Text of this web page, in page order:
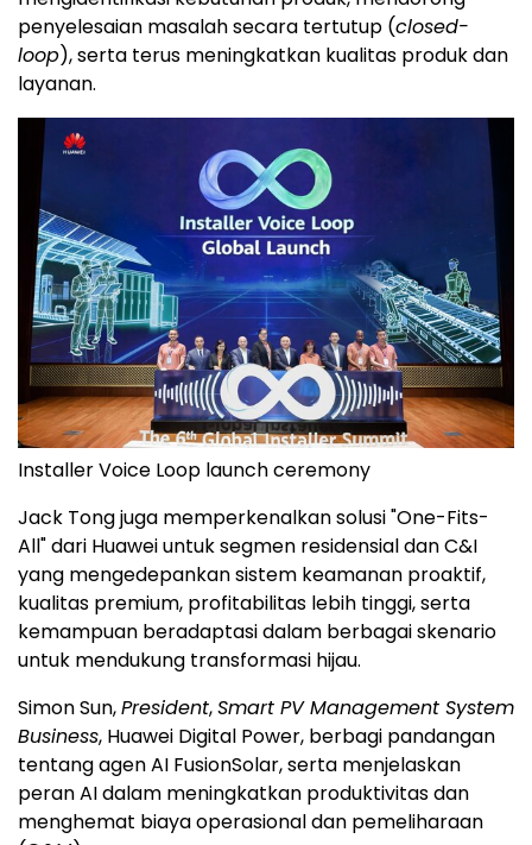
penyelesaian masalah secara tertutup (closed-
loop), serta terus meningkatkan kualitas produk dan
layanan.
Installer Voice Loop launch ceremony
Jack Tong juga memperkenalkan solusi "One-Fits-
All" dari Huawei untuk segmen residensial dan C&I
yang mengedepankan sistem keamanan proaktif,
kualitas premium, profitabilitas lebih tinggi, serta
kemampuan beradaptasi dalam berbagai skenario
untuk mendukung transformasi hijau.
Simon Sun,President,Smart PV Management System
Business, Huawei Digital Power, berbagi pandangan
tentang agen AI FusionSolar, serta menjelaskan
peran AI dalam meningkatkan produktivitas dan
menghemat biaya operasional dan pemeliharaan